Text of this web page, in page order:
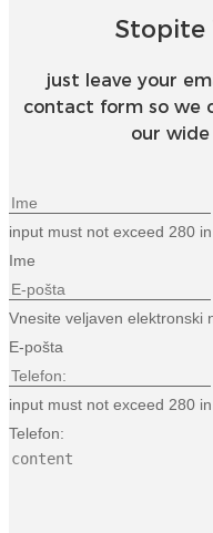
Stopite
just leave your
contact form so we
our
input must not exceed 280
Ime
Vnesite veljaven elektronski
E-pošta
input must not exceed 280
Telefon: